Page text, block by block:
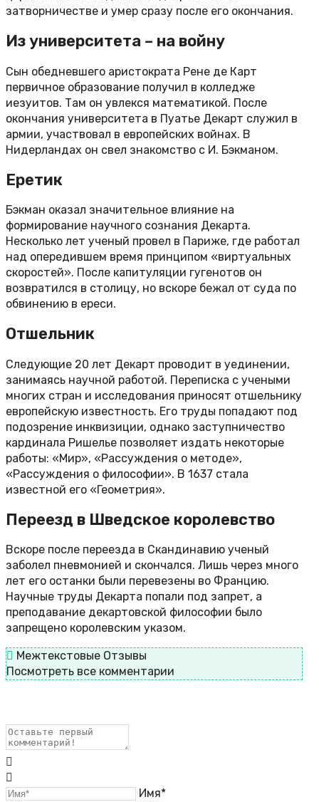
затворничестве и умер сразу после его окончания.
Из университета – на войну
Сын обедневшего аристократа Рене де Карт
первичное образование получил в колледже
иезуитов. Там он увлекся математикой. После
окончания университета в Пуатье Декарт служил в
армии, участвовал в европейских войнах. В
Нидерландах он свел знакомство с И. Бэкманом.
Еретик
Бэкман оказал значительное влияние на
формирование научного сознания Декарта.
Несколько лет ученый провел в Париже, где работал
над опередившем время принципом «виртуальных
скоростей». После капитуляции гугенотов он
возвратился в столицу, но вскоре бежал от суда по
обвинению в ереси.
Отшельник
Следующие 20 лет Декарт проводит в уединении,
занимаясь научной работой. Переписка с учеными
многих стран и исследования приносят отшельнику
европейскую известность. Его труды попадают под
подозрение инквизиции, однако заступничество
кардинала Ришелье позволяет издать некоторые
работы: «Мир», «Рассуждения о методе»,
«Рассуждения о философии». В 1637 стала
известной его «Геометрия».
Переезд в Шведское королевство
Вскоре после переезда в Скандинавию ученый
заболел пневмонией и скончался. Лишь через много
лет его останки были перевезены во Францию.
Научные труды Декарта попали под запрет, а
преподавание декартовской философии было
запрещено королевским указом.
Межтекстовые Отзывы
Посмотреть все комментарии
Имя*